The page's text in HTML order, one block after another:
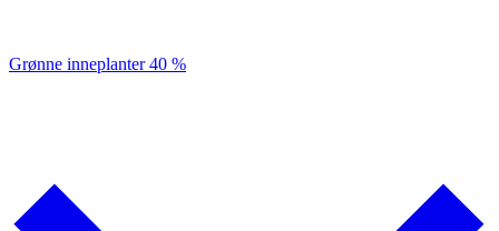
Grønne inneplanter40 %